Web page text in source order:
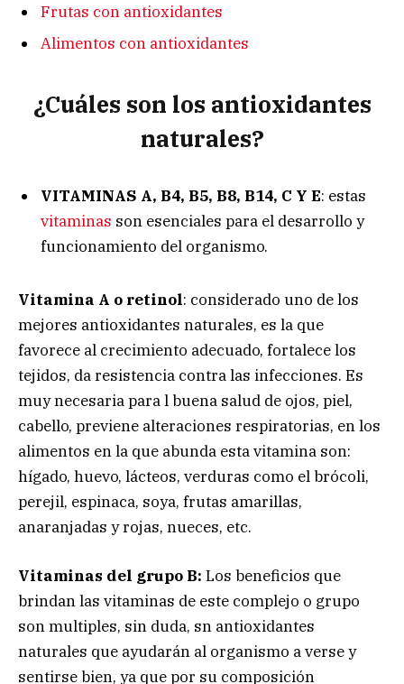
Frutas con antioxidantes
Alimentos con antioxidantes
¿Cuáles son los antioxidantes
naturales?
VITAMINAS A, B4, B5, B8, B14, C Y E: estas
vitaminas son esenciales para el desarrollo y
funcionamiento del organismo.
Vitamina A o retinol: considerado uno de los
mejores antioxidantes naturales, es la que
favorece al crecimiento adecuado, fortalece los
tejidos, da resistencia contra las infecciones. Es
muy necesaria para l buena salud de ojos, piel,
cabello, previene alteraciones respiratorias, en los
alimentos en la que abunda esta vitamina son:
hígado, huevo, lácteos, verduras como el brócoli,
perejil, espinaca, soya, frutas amarillas,
anaranjadas y rojas, nueces, etc.
Vitaminas del grupo B: Los beneficios que
brindan las vitaminas de este complejo o grupo
son multiples, sin duda, sn antioxidantes
naturales que ayudarán al organismo a verse y
sentirse bien, ya que por su composición